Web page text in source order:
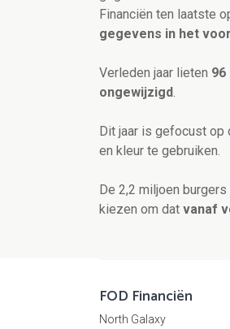
Financiën ten laatste
gegevens in het
Verleden jaar lieten 96
ongewijzigd.
Dit jaar is gefocust op
en kleur te gebruiken.
De 2,2 miljoen
kiezen om dat vanaf
FOD Financiën
North Galaxy